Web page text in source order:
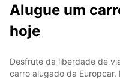
Alugue um
hoje
Desfrute da liberdade de
carro alugado da